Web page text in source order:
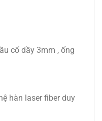
cổ dầy 3mm , ống
hàn laser fiber duy